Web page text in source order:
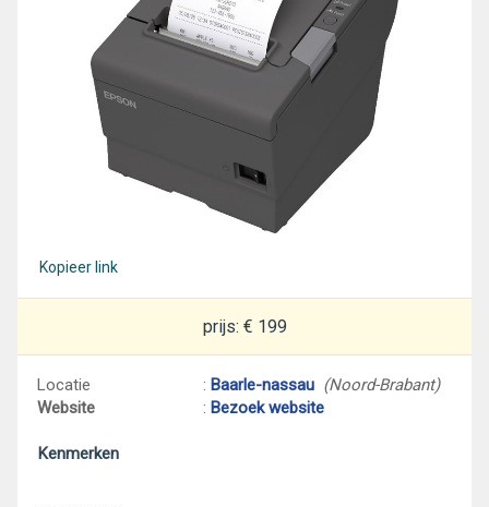
Kopieer link
prijs: € 199
Locatie : Baarle-nassau (Noord-Brabant)
Website
: Bezoek website
Kenmerken